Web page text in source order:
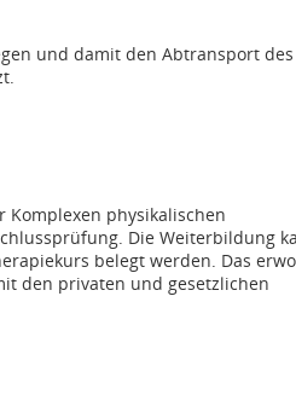
und damit den Abtransport des
physikalischen
Die Weiterbildung
belegt werden. Das
den privaten und gesetzlichen